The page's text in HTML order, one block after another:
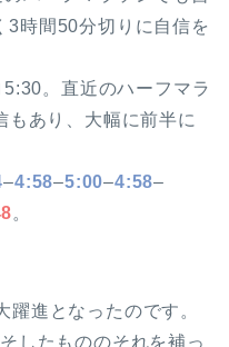
3時間50分切りに自信を
。直近のハーフマラ
もあり、大幅に前半に
–4:58–5:00–4:58–
。
進となったのです。
したもののそれを補っ